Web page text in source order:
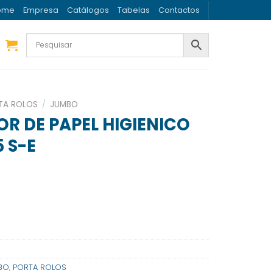
Empresa Catálogos Tabelas Contactos
ROLOS / JUMBO
DE PAPEL HIGIENICO
S-E
, PORTA ROLOS